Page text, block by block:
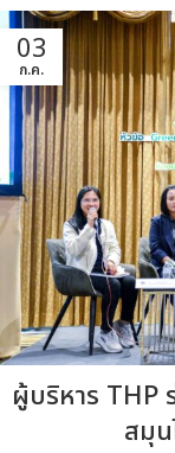
03
ก.ค.
ผู้บริหาร THP
สมุ